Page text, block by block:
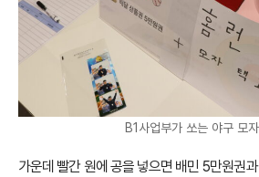
B1사업부가 쏘는 야구 모
가운데 빨간 원에 공을 넣으면 배민 5만원권